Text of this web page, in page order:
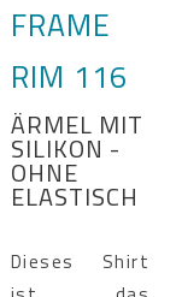
FRAME
RIM 116
ÄRMEL MIT
SILIKON -
OHNE
ELASTISCH
Dieses Shirt